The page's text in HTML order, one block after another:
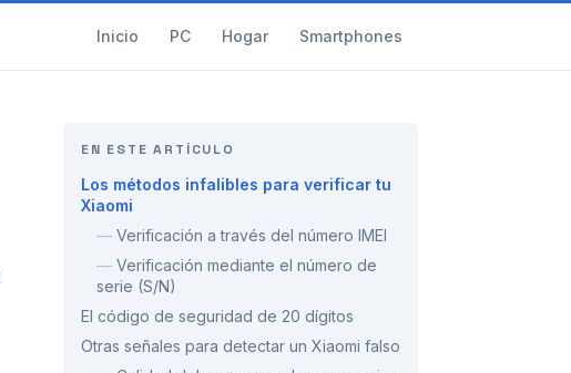
Inicio PC Hogar Smartphones
EN ESTE ARTÍCULO
Los métodos infalibles para verificar tu
Xiaomi
— Verificación a través del número IMEI
— Verificación mediante el número de
serie (S/N)
El código de seguridad de 20 dígitos
Otras señales para detectar un Xiaomi falso